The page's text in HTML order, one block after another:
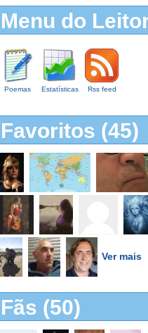
Menu do
Poemas Estatísticas Rss feed
Favoritos (45)
Ver mais
Fãs (50)